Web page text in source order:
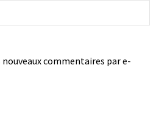
commentaires par e-